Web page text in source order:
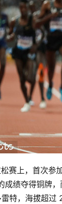
赛上，首次参
绩夺得铜牌，
特，海拔超过